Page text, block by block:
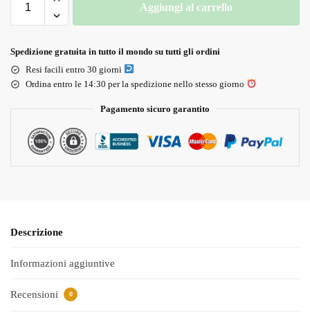
Aggiungi al carrello
Spedizione gratuita in tutto il mondo su tutti gli ordini
Resi facili entro 30 giorni
Ordina entro le 14:30 per la spedizione nello stesso giorno
Pagamento sicuro garantito
Descrizione
Informazioni aggiuntive
Recensioni 0